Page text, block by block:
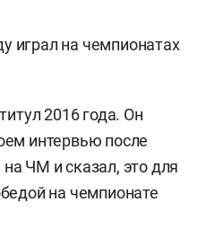
играл на чемпионатах
2016 года. Он
интервью после
ЧМ и сказал, это для
на чемпионате